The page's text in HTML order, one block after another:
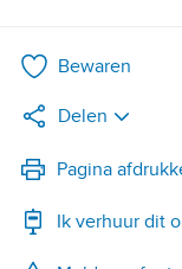
Bewaren
Delen
LinkedIn
WhatsApp
Pagina
Ik verhuur dit